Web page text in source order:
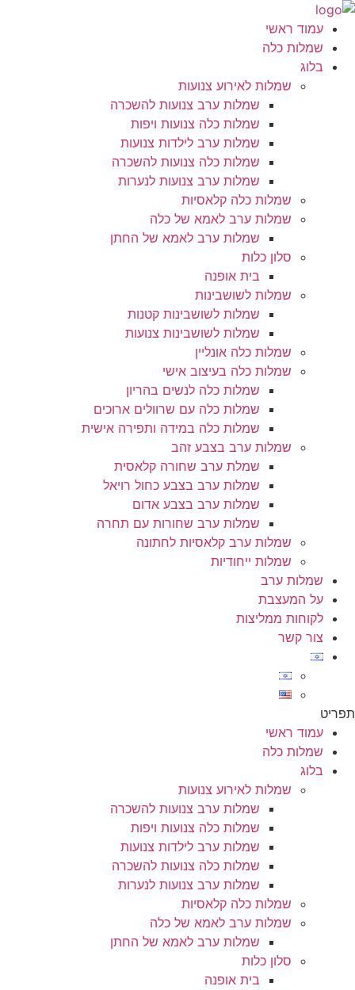
עמוד ראשי
שמלות כלה
בלוג
שמלות לאירוע צנועות
שמלות ערב צנועות להשכרה
שמלות כלה צנועות ויפות
שמלות ערב לילדות צנועות
שמלות כלה צנועות להשכרה
שמלות ערב צנועות לנערות
שמלות כלה קלאסיות
שמלות ערב לאמא של כלה
שמלות ערב לאמא של החתן
סלון כלות
בית אופנה
שמלות לשושבינות
שמלות לשושבינות קטנות
שמלות לשושבינות צנועות
שמלות כלה אונליין
שמלות כלה בעיצוב אישי
שמלות כלה לנשים בהריון
שמלות כלה עם שרוולים ארוכים
שמלות כלה במידה ותפירה אישית
שמלות ערב בצבע זהב
שמלת ערב שחורה קלאסית
שמלות ערב בצבע כחול רויאל
שמלות ערב בצבע אדום
שמלות ערב שחורות עם תחרה
שמלות ערב קלאסיות לחתונה
שמלות ייחודיות
שמלות ערב
על המעצבת
לקוחות ממליצות
צור קשר
תפריט
עמוד ראשי
שמלות כלה
בלוג
שמלות לאירוע צנועות
שמלות ערב צנועות להשכרה
שמלות כלה צנועות ויפות
שמלות ערב לילדות צנועות
שמלות כלה צנועות להשכרה
שמלות ערב צנועות לנערות
שמלות כלה קלאסיות
שמלות ערב לאמא של כלה
שמלות ערב לאמא של החתן
סלון כלות
בית אופנה